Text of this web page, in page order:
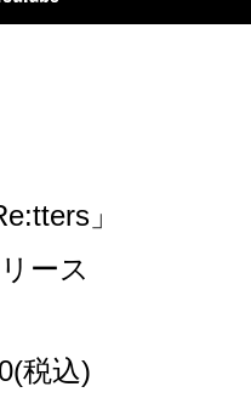
」
ース
税込)